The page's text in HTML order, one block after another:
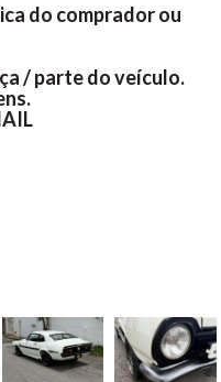
do comprador ou
/ parte do veículo.